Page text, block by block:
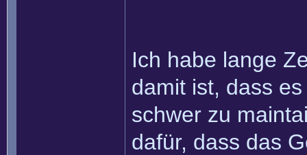
Ich habe lange
damit ist, dass
schwer zu
dafür, dass das